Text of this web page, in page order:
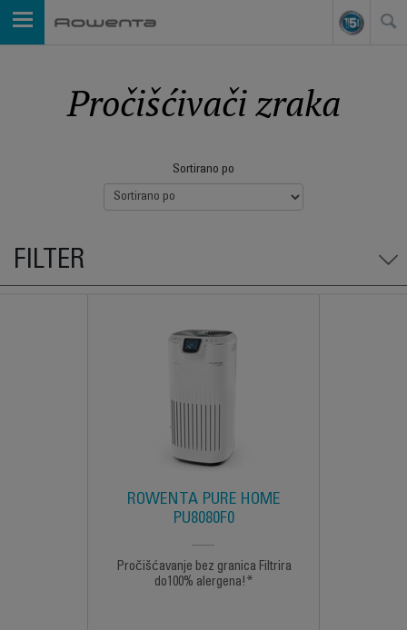
Pročišćivači zraka
Sortirano po
FILTER
ROWENTA PURE HOME
PU8080F0
Pročišćavanje bez granica Filtrira
do100% alergena!*